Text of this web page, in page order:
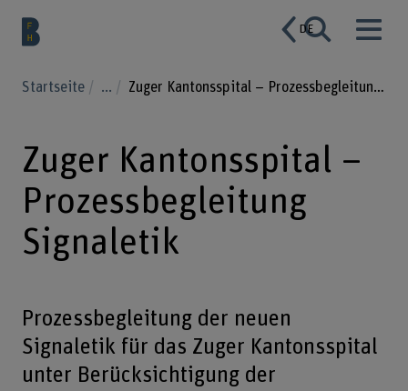
DE
Startseite ... Zuger Kantonsspital – Prozessbegleitung Signaletik
Zuger Kantonsspital –
Prozessbegleitung
Signaletik
Prozessbegleitung der neuen
Signaletik für das Zuger Kantonsspital
unter Berücksichtigung der